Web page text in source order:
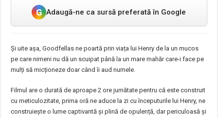
G Adaugă-ne ca sursă preferată în Google
Și uite așa, Goodfellas ne poartă prin viața lui Henry de la un mucos
pe care nimeni nu dă un scuipat până la un mare mahăr care-i face pe
mulți să micționeze doar când îi aud numele.
Filmul are o durată de aproape 2 ore jumătate pentru că este construit
cu meticulozitate, prima oră ne aduce la zi cu începuturile lui Henry, ne
construiește o lume captivantă și plină de opulență, dar periculoasă și